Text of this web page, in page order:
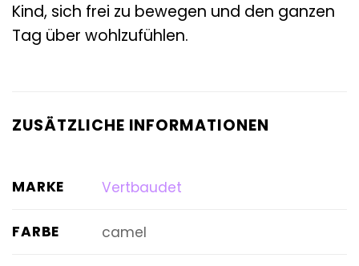
Kind, sich frei zu bewegen und den ganzen
Tag über wohlzufühlen.
ZUSÄTZLICHE INFORMATIONEN
MARKE Vertbaudet
FARBE camel